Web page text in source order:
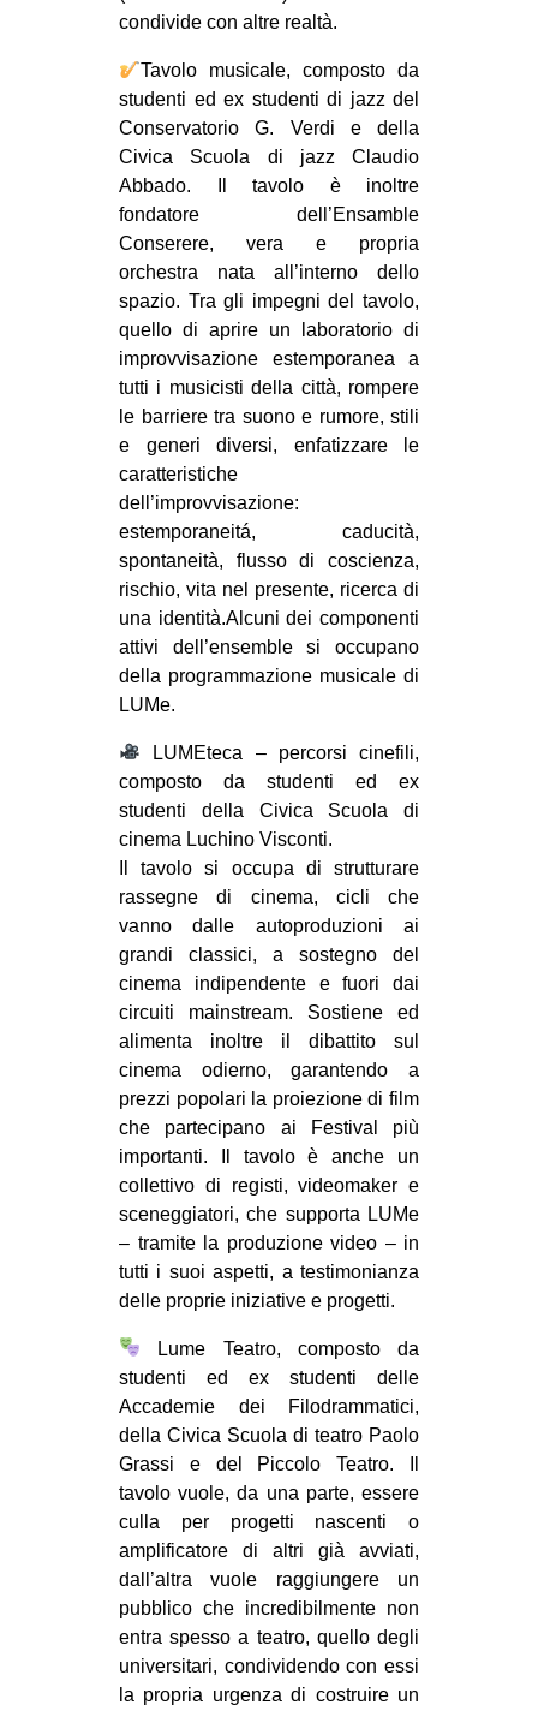
condivide con altre realtà.
Tavolo musicale, composto da
studenti ed ex studenti di jazz del
Conservatorio G. Verdi e della
Civica Scuola di jazz Claudio
Abbado. Il tavolo è inoltre
fondatore dell’Ensamble
Conserere, vera e propria
orchestra nata all’interno dello
spazio. Tra gli impegni del tavolo,
quello di aprire un laboratorio di
improvvisazione estemporanea a
tutti i musicisti della città, rompere
le barriere tra suono e rumore, stili
e generi diversi, enfatizzare le
caratteristiche
dell’improvvisazione:
estemporaneitá, caducità,
spontaneità, flusso di coscienza,
rischio, vita nel presente, ricerca di
una identità.Alcuni dei componenti
attivi dell’ensemble si occupano
della programmazione musicale di
LUMe.
LUMEteca – percorsi cinefili,
composto da studenti ed ex
studenti della Civica Scuola di
cinema Luchino Visconti.
Il tavolo si occupa di strutturare
rassegne di cinema, cicli che
vanno dalle autoproduzioni ai
grandi classici, a sostegno del
cinema indipendente e fuori dai
circuiti mainstream. Sostiene ed
alimenta inoltre il dibattito sul
cinema odierno, garantendo a
prezzi popolari la proiezione di film
che partecipano ai Festival più
importanti. Il tavolo è anche un
collettivo di registi, videomaker e
sceneggiatori, che supporta LUMe
– tramite la produzione video – in
tutti i suoi aspetti, a testimonianza
delle proprie iniziative e progetti.
Lume Teatro, composto da
studenti ed ex studenti delle
Accademie dei Filodrammatici,
della Civica Scuola di teatro Paolo
Grassi e del Piccolo Teatro. Il
tavolo vuole, da una parte, essere
culla per progetti nascenti o
amplificatore di altri già avviati,
dall’altra vuole raggiungere un
pubblico che incredibilmente non
entra spesso a teatro, quello degli
universitari, condividendo con essi
la propria urgenza di costruire un